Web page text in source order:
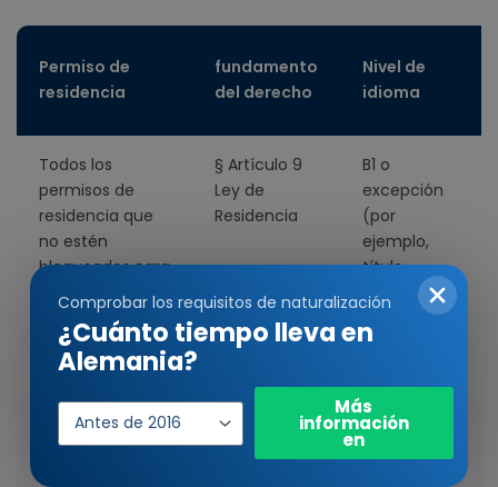
Permiso de
residencia
fundamento
del derecho
Nivel de
idioma
Todos los
permisos de
residencia que
no estén
bloqueados para
el permiso de
establecimiento.
§ Artículo 9
Ley de
Residencia
B1 o
excepción
(por
ejemplo,
título
escolar o
formación
Profesionales
con titulación
alemana
Artículo 18c,
apartado 1,
B1 o
excepción
Comprobar los requisitos de naturalización
¿Cuánto tiempo lleva en
Alemania?
Año
de
entrada
Más
información
en